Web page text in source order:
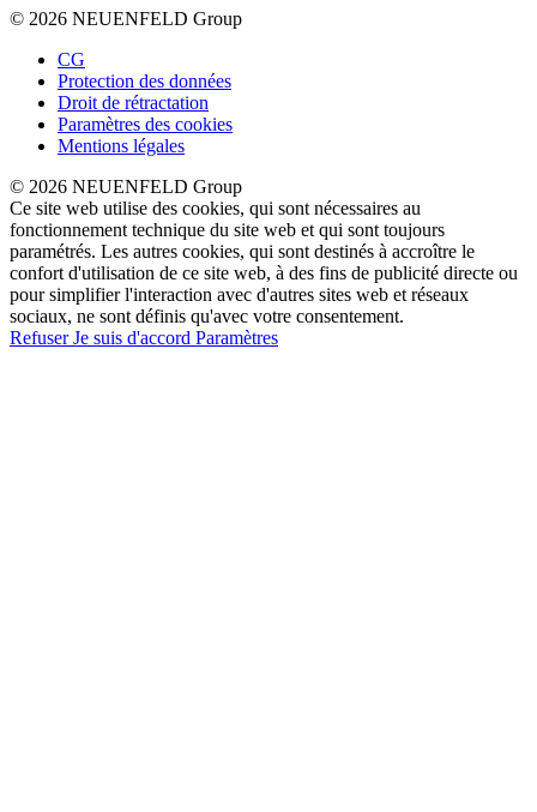
© 2026 NEUENFELD Group
CG
Protection des données
Droit de rétractation
Paramètres des cookies
Mentions légales
© 2026 NEUENFELD Group
Ce site web utilise des cookies, qui sont nécessaires au
fonctionnement technique du site web et qui sont toujours
paramétrés. Les autres cookies, qui sont destinés à accroître le
confort d'utilisation de ce site web, à des fins de publicité directe ou
pour simplifier l'interaction avec d'autres sites web et réseaux
sociaux, ne sont définis qu'avec votre consentement.
RefuserJe suis d'accord Paramètres